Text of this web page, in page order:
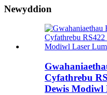
Newyddion
Cyfathrebu
Dewis Modiwl